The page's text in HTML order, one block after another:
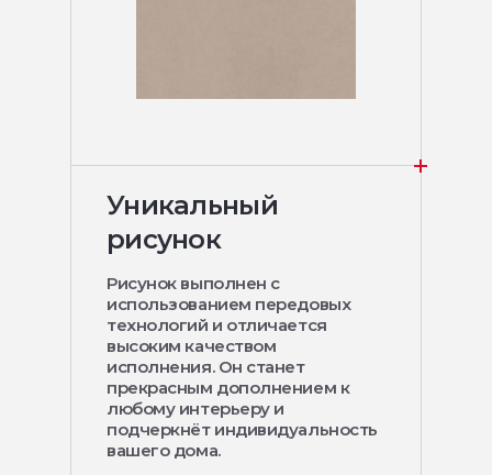
Уникальный
рисунок
Рисунок выполнен с
использованием передовых
технологий и отличается
высоким качеством
исполнения. Он станет
прекрасным дополнением к
любому интерьеру и
подчеркнёт индивидуальность
вашего дома.